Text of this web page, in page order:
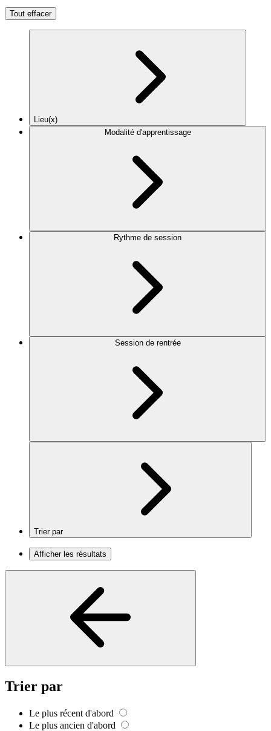
Tout effacer
Lieu(x)
Modalité d'apprentissage
Rythme de session
Session de rentrée
Trier par
Afficher les résultats
Trier par
Le plus récent d'abord
Le plus ancien d'abord